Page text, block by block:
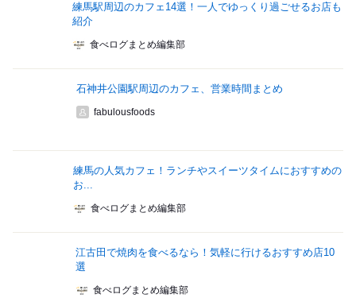
練馬駅周辺のカフェ14選！一人でゆっくり過ごせるお店も
紹介
食べログまとめ編集部
石神井公園駅周辺のカフェ、営業時間まとめ
fabulousfoods
練馬の人気カフェ！ランチやスイーツタイムにおすすめの
お...
食べログまとめ編集部
江古田で焼肉を食べるなら！気軽に行けるおすすめ店10
選
食べログまとめ編集部